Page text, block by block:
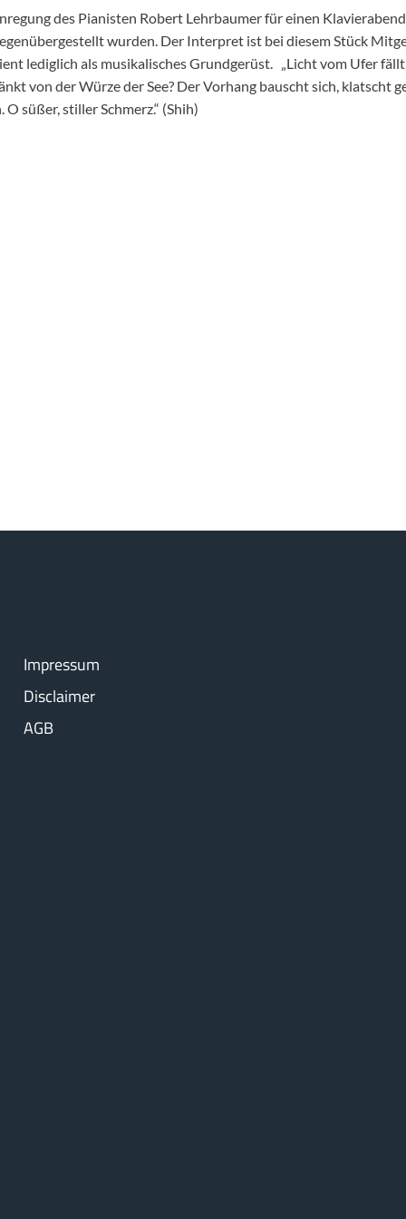
des Pianisten Robert Lehrbaumer für einen
wurden. Der Interpret ist bei diesem Stück
lediglich als musikalisches Grundgerüst. „Licht vom Ufer
von der Würze der See? Der Vorhang bauscht sich, klatscht
süßer, stiller Schmerz.“ (Shih)
Impressum
Disclaimer
AGB